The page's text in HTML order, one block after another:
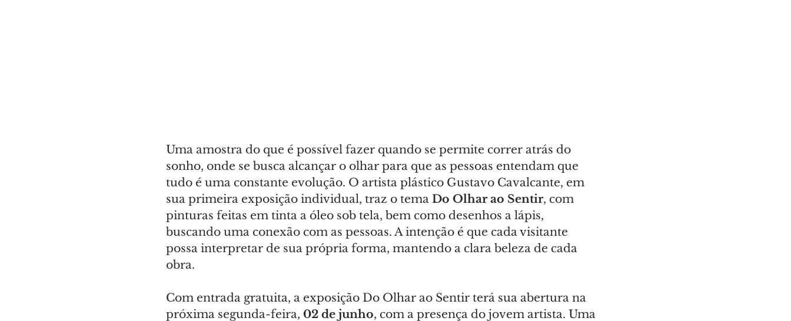
Uma amostra do que é possível fazer quando se permite correr atrás do
sonho, onde se busca alcançar o olhar para que as pessoas entendam que
tudo é uma constante evolução. O artista plástico Gustavo Cavalcante, em
sua primeira exposição individual, traz o tema Do Olhar ao Sentir, com
pinturas feitas em tinta a óleo sob tela, bem como desenhos a lápis,
buscando uma conexão com as pessoas. A intenção é que cada visitante
possa interpretar de sua própria forma, mantendo a clara beleza de cada
obra.
Com entrada gratuita, a exposição Do Olhar ao Sentir terá sua abertura na
próxima segunda-feira, 02 de junho, com a presença do jovem artista. Uma